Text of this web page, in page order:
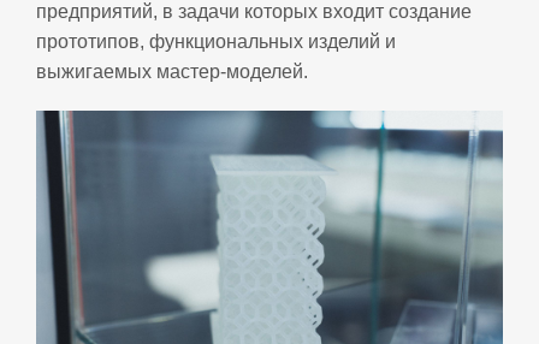
предприятий, в задачи которых входит создание
прототипов, функциональных изделий и
выжигаемых мастер-моделей.